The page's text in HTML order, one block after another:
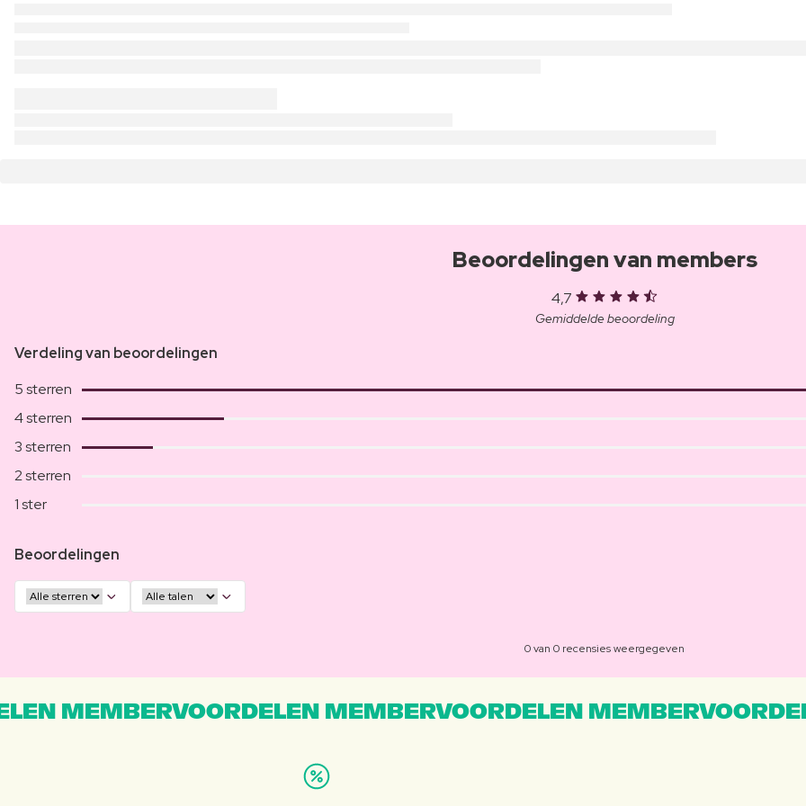
Beoordelingen van members
4,7
Gemiddelde beoordeling
Verdeling van beoordelingen
5 sterren
4 sterren
3 sterren
2 sterren
1 ster
Beoordelingen
0 van 0 recensies weergegeven
MEMBERVOORDELEN MEMBERVOORDELEN